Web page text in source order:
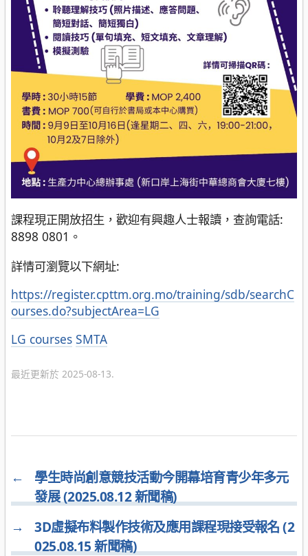
課程現正開放招生，歡迎有興趣人士報讀，查詢電話:
8898 0801。
詳情可瀏覽以下網址:
https://register.cpttm.org.mo/training/sdb/searchC
ourses.do?subjectArea=LG
分
LG courses SMTA
最近更新於 2025-08-13.
←
學生時尚創意競技活動今開幕培育青少年多元
發展 (2025.08.12 新聞稿)
→
3D虛擬布料製作技術及應用課程現接受報名 (2
025.08.15 新聞稿)